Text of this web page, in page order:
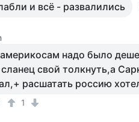
и всё - развалились
надо было
свой толкнуть,а
расшатать россию
1